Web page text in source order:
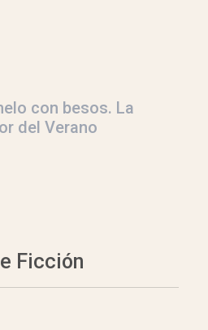
con besos. La
del Verano
Ficción